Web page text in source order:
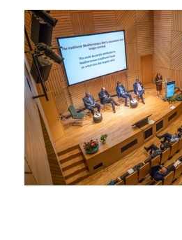
2010
2006
ΠΟΛΙΤΙΣΜΟΣ